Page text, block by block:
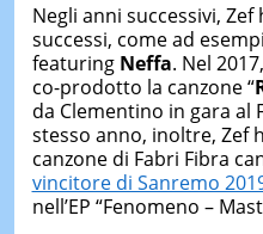
Negli anni successivi,
successi, come ad
featuring Neffa. Nel
co-prodotto la canzone “
da Clementino in gara al
stesso anno, inoltre, Zef
canzone di Fabri Fibra
vincitore di Sanremo
nell’EP “Fenomeno –